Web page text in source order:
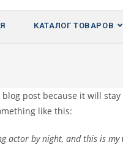
КАТАЛОГ ТОВАРОВ
post because it will
like this:
actor by night, and this is